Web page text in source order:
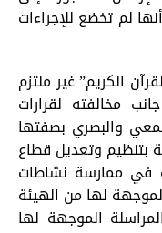
لم تخضع للإجراءات
الكريم” غير ملتزم
مخالفته لقرارات
والبصري بصفتها
وتعديل قطاع
في ممارسة نشاطات
لها من الهيئة
الموجهة لها